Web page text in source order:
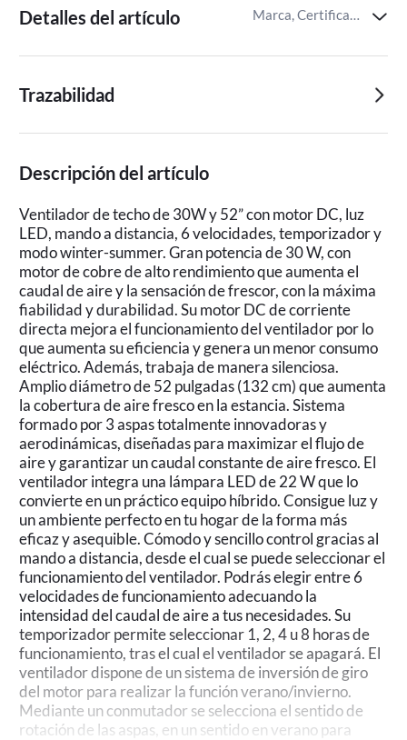
Detalles del artículo Marca, Certificaciones del producto,Identificador del artículo de Miravia
Trazabilidad
Descripción del artículo
Ventilador de techo de 30W y 52” con motor DC, luz
LED, mando a distancia, 6 velocidades, temporizador y
modo winter-summer. Gran potencia de 30 W, con
motor de cobre de alto rendimiento que aumenta el
caudal de aire y la sensación de frescor, con la máxima
fiabilidad y durabilidad. Su motor DC de corriente
directa mejora el funcionamiento del ventilador por lo
que aumenta su eficiencia y genera un menor consumo
eléctrico. Además, trabaja de manera silenciosa.
Amplio diámetro de 52 pulgadas (132 cm) que aumenta
la cobertura de aire fresco en la estancia. Sistema
formado por 3 aspas totalmente innovadoras y
aerodinámicas, diseñadas para maximizar el flujo de
aire y garantizar un caudal constante de aire fresco. El
ventilador integra una lámpara LED de 22 W que lo
convierte en un práctico equipo híbrido. Consigue luz y
un ambiente perfecto en tu hogar de la forma más
eficaz y asequible. Cómodo y sencillo control gracias al
mando a distancia, desde el cual se puede seleccionar el
funcionamiento del ventilador. Podrás elegir entre 6
velocidades de funcionamiento adecuando la
intensidad del caudal de aire a tus necesidades. Su
temporizador permite seleccionar 1, 2, 4 u 8 horas de
funcionamiento, tras el cual el ventilador se apagará. El
ventilador dispone de un sistema de inversión de giro
del motor para realizar la función verano/invierno.
Mediante un conmutador se selecciona el sentido de
rotación de las aspas, en un sentido en verano para